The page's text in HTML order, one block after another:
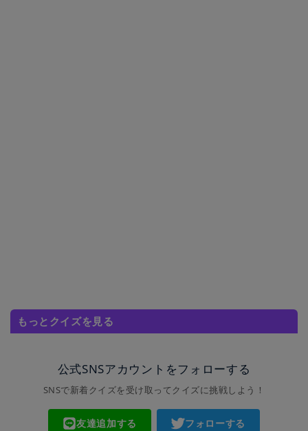
もっとクイズを見る
公式SNSアカウントをフォローする
SNSで新着クイズを受け取ってクイズに挑戦しよう！
友達追加する フォローする